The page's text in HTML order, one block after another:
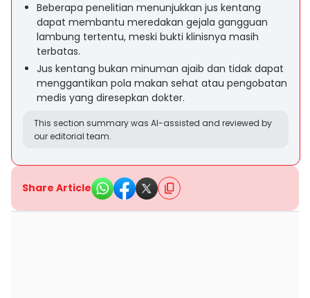
Beberapa penelitian menunjukkan jus kentang
dapat membantu meredakan gejala gangguan
lambung tertentu, meski bukti klinisnya masih
terbatas.
Jus kentang bukan minuman ajaib dan tidak dapat
menggantikan pola makan sehat atau pengobatan
medis yang diresepkan dokter.
This section summary was AI-assisted and reviewed by
our editorial team.
Share Article